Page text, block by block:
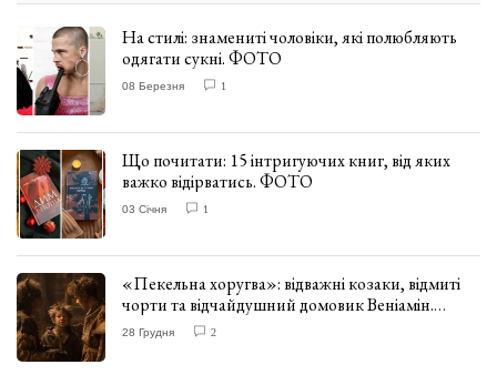
На стилі: знамениті чоловіки, які полюбляють
одягати сукні. ФОТО
08 Березня 1
Що почитати: 15 інтригуючих книг, від яких
важко відірватись. ФОТО
03 Січня 1
«Пекельна хоругва»: відважні козаки, відмиті
чорти та відчайдушний домовик Веніамін.
ВІДГУК
28 Грудня 2